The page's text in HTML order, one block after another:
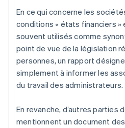
En ce qui concerne les
conditions « états financiers »
souvent utilisés comme
point de vue de la législation
personnes, un rapport
simplement à informer les
du travail des administrateurs.
En revanche, d’autres parties
mentionnent un document